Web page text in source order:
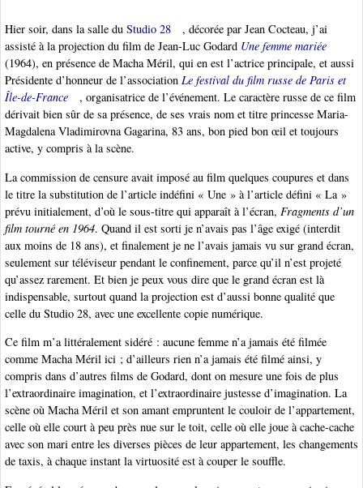
Hier soir, dans la salle du Studio 28
, décorée par Jean Cocteau, j’ai
assisté à la projection du film de Jean-Luc Godard Une femme mariée
(1964), en présence de Macha Méril, qui en est l’actrice principale, et aussi
Présidente d’honneur de l’association Le festival du film russe de Paris et
Île-de-France
, organisatrice de l’événement. Le caractère russe de ce film
dérivait bien sûr de sa présence, de ses vrais nom et titre princesse Maria-
Magdalena Vladimirovna Gagarina, 83 ans, bon pied bon œil et toujours
active, y compris à la scène.
La commission de censure avait imposé au film quelques coupures et dans
le titre la substitution de l’article indéfini « Une » à l’article défini « La »
prévu initialement, d’où le sous-titre qui apparaît à l’écran, Fragments d’un
film tourné en 1964. Quand il est sorti je n’avais pas l’âge exigé (interdit
aux moins de 18 ans), et finalement je ne l’avais jamais vu sur grand écran,
seulement sur téléviseur pendant le confinement, parce qu’il n’est projeté
qu’assez rarement. Et bien je peux vous dire que le grand écran est là
indispensable, surtout quand la projection est d’aussi bonne qualité que
celle du Studio 28, avec une excellente copie numérique.
Ce film m’a littéralement sidéré : aucune femme n’a jamais été filmée
comme Macha Méril ici ; d’ailleurs rien n’a jamais été filmé ainsi, y
compris dans d’autres films de Godard, dont on mesure une fois de plus
l’extraordinaire imagination, et l’extraordinaire justesse d’imagination. La
scène où Macha Méril et son amant empruntent le couloir de l’appartement,
celle où elle court à peu près nue sur le toit, celle où elle joue à cache-cache
avec son mari entre les diverses pièces de leur appartement, les changements
de taxis, à chaque instant la virtuosité est à couper le souffle.